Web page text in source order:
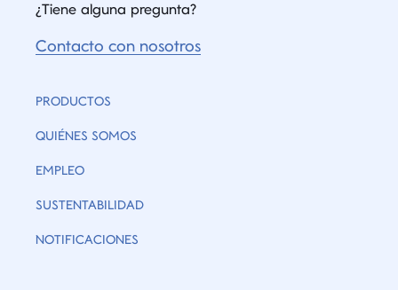
¿Tiene alguna pregunta?
Contacto con nosotros
PRODUCTOS
QUIÉNES SOMOS
EMPLEO
SUSTENTABILIDAD
NOTIFICACIONES